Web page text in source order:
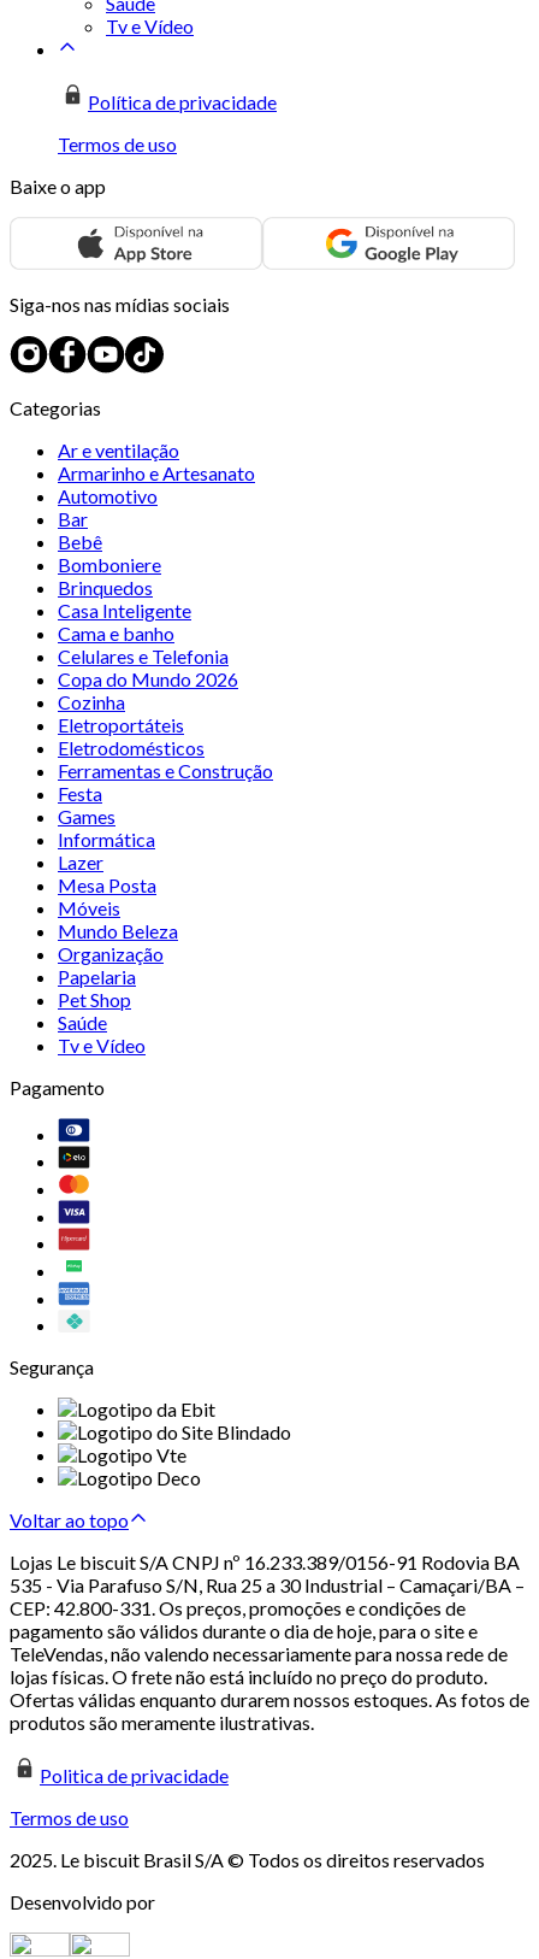
Tv e Vídeo
Política de privacidade
Termos de uso
Baixe o app
Siga-nos nas mídias sociais
Categorias
Ar e ventilação
Armarinho e Artesanato
Automotivo
Bar
Bebê
Bomboniere
Brinquedos
Casa Inteligente
Cama e banho
Celulares e Telefonia
Copa do Mundo 2026
Cozinha
Eletroportáteis
Eletrodomésticos
Ferramentas e Construção
Festa
Games
Informática
Lazer
Mesa Posta
Móveis
Mundo Beleza
Organização
Papelaria
Pet Shop
Saúde
Tv e Vídeo
Pagamento
Segurança
Voltar ao topo
Lojas Le biscuit S/A CNPJ nº 16.233.389/0156-91 Rodovia BA
535 - Via Parafuso S/N, Rua 25 a 30 Industrial – Camaçari/BA –
CEP: 42.800-331. Os preços, promoções e condições de
pagamento são válidos durante o dia de hoje, para o site e
TeleVendas, não valendo necessariamente para nossa rede de
lojas físicas. O frete não está incluído no preço do produto.
Ofertas válidas enquanto durarem nossos estoques. As fotos de
produtos são meramente ilustrativas.
Politica de privacidade
Termos de uso
2025. Le biscuit Brasil S/A © Todos os direitos reservados
Desenvolvido por